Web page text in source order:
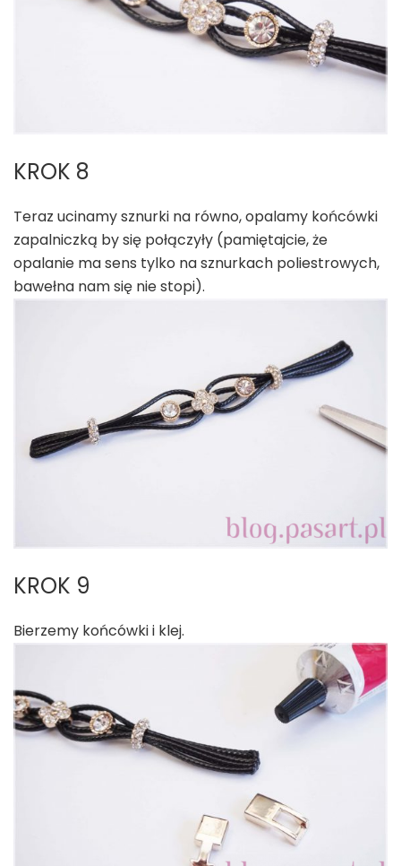
KROK 8
Teraz ucinamy sznurki na równo, opalamy końcówki
zapalniczką by się połączyły (pamiętajcie, że
opalanie ma sens tylko na sznurkach poliestrowych,
bawełna nam się nie stopi).
KROK 9
Bierzemy końcówki i klej.